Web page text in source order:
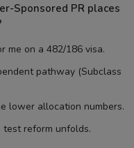
Sponsored PR places
me on a 482/186 visa.
pathway (Subclass
lower allocation numbers.
reform unfolds.